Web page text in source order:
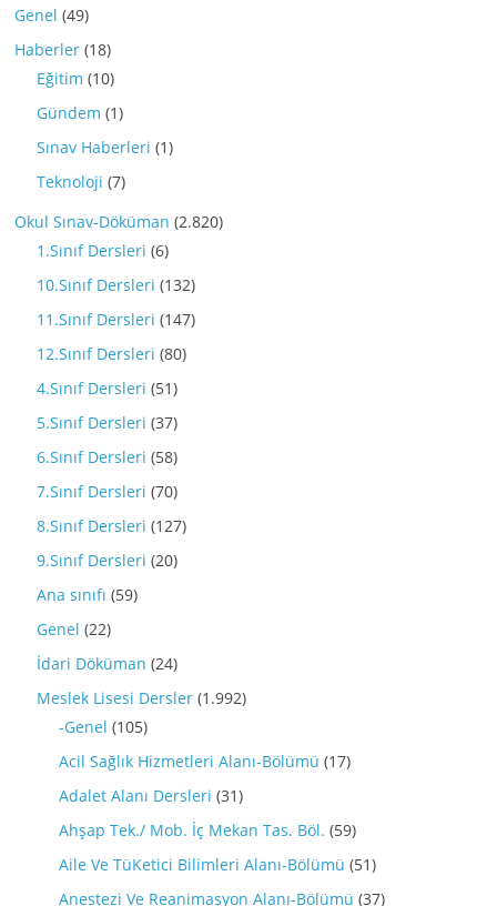
Genel (49)
Haberler (18)
Eğitim (10)
Gündem (1)
Sınav Haberleri (1)
Teknoloji (7)
Okul Sınav-Döküman (2.820)
1.Sınıf Dersleri (6)
10.Sınıf Dersleri (132)
11.Sınıf Dersleri (147)
12.Sınıf Dersleri (80)
4.Sınıf Dersleri (51)
5.Sınıf Dersleri (37)
6.Sınıf Dersleri (58)
7.Sınıf Dersleri (70)
8.Sınıf Dersleri (127)
9.Sınıf Dersleri (20)
Ana sınıfı (59)
Genel (22)
İdari Döküman (24)
Meslek Lisesi Dersler (1.992)
-Genel (105)
Acil Sağlık Hizmetleri Alanı-Bölümü (17)
Adalet Alanı Dersleri (31)
Ahşap Tek./ Mob. İç Mekan Tas. Böl. (59)
Aile Ve TüKetici Bilimleri Alanı-Bölümü (51)
Anestezi Ve Reanimasyon Alanı-Bölümü (37)